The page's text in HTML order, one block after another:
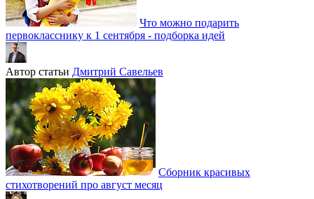
Что можно подарить
первокласснику к 1 сентября - подборка идей
Автор статьи Дмитрий Савельев
Сборник красивых
стихотворений про август месяц